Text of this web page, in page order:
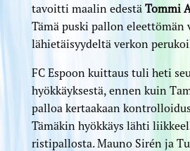
tavoitti maalin edestä Tommi
Tämä puski pallon eleettömän
lähietäisyydeltä verkon
FC Espoon kuittaus tuli heti
hyökkäyksestä, ennen kuin
palloa kertaakaan
Tämäkin hyökkäys lähti
ristipallosta. Mauno Sirén ja